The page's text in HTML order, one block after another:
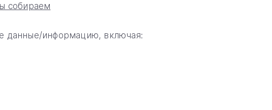
собираем
данные/информацию, включая: